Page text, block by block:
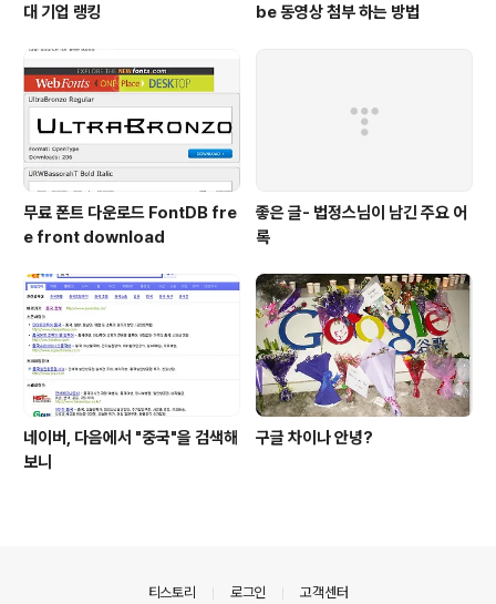
대 기업 랭킹
be 동영상 첨부 하는 방법
무료 폰트 다운로드 FontDB fre
e front download
좋은 글- 법정스님이 남긴 주요 어
록
네이버, 다음에서 "중국"을 검색해
보니
구글 차이나 안녕?
티스토리 로그인 고객센터